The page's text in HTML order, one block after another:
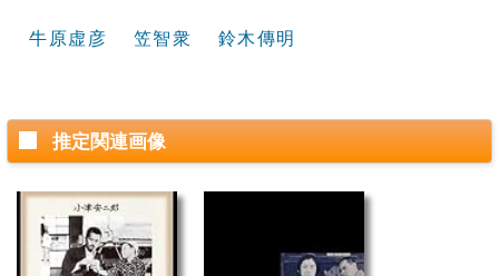
牛原虚彦 笠智衆 鈴木傳明
推定関連画像